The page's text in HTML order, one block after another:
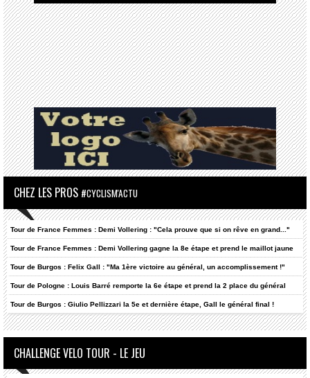
CHEZ LES PROS #CYCLISM'ACTU
Tour de France Femmes : Demi Vollering : "Cela prouve que si on rêve en grand..."
Tour de France Femmes : Demi Vollering gagne la 8e étape et prend le maillot jaune
Tour de Burgos : Felix Gall : "Ma 1ère victoire au général, un accomplissement !"
Tour de Pologne : Louis Barré remporte la 6e étape et prend la 2 place du général
Tour de Burgos : Giulio Pellizzari la 5e et dernière étape, Gall le général final !
CHALLENGE VELO TOUR - LE JEU